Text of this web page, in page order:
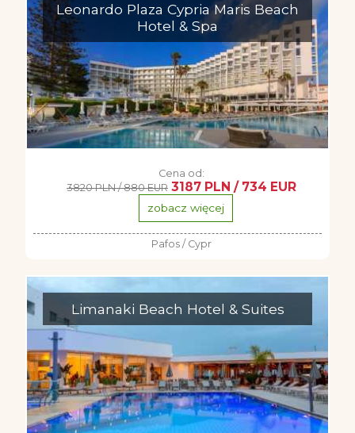
Leonardo Plaza Cypria Maris Beach
Hotel & Spa
Cena od:
3820 PLN / 880 EUR 3187 PLN / 734 EUR
zobacz więcej
Pafos / Cypr
Limanaki Beach Hotel & Suites